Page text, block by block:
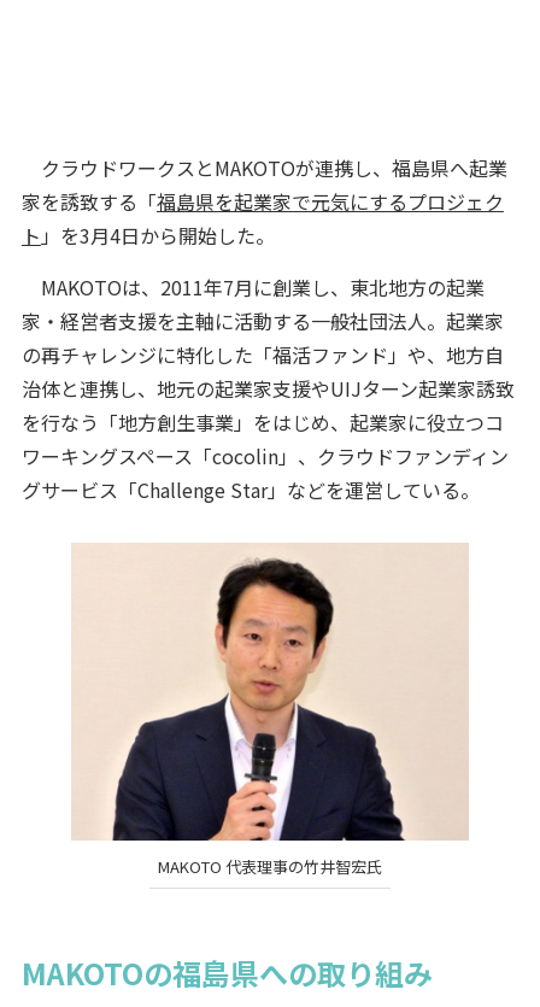
クラウドワークスとMAKOTOが連携し、福島県へ起業
家を誘致する「福島県を起業家で元気にするプロジェク
ト 」を3月4日から開始した。
MAKOTOは、2011年7月に創業し、東北地方の起業
家・経営者支援を主軸に活動する一般社団法人。起業家
の再チャレンジに特化した「福活ファンド」や、地方自
治体と連携し、地元の起業家支援やUIJターン起業家誘致
を行なう「地方創生事業」をはじめ、起業家に役立つコ
ワーキングスペース「cocolin」、クラウドファンディン
グサービス「Challenge Star」などを運営している。
MAKOTO 代表理事の竹井智宏氏
MAKOTOの福島県への取り組み